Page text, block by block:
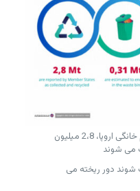
طبق گزارش دولت های عضو انجمن لوازم خانگی اروپا، 2،8 میلیون
می شوند
شوند دور ریخته می